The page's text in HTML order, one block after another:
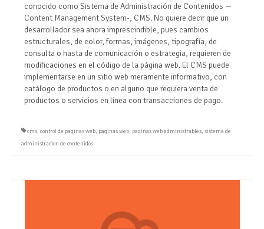
conocido como Sistema de Administración de Contenidos —
Content Management System-, CMS. No quiere decir que un
desarrollador sea ahora imprescindible, pues cambios
estructurales, de color, formas, imágenes, tipografía, de
consulta o hasta de comunicación o estrategia, requieren de
modificaciones en el código de la página web. El CMS puede
implementarse en un sitio web meramente informativo, con
catálogo de productos o en alguno que requiera venta de
productos o servicios en línea con transacciones de pago.
cms, control de paginas web, paginas web, paginas web administrables, sistema de
administracion de contenidos